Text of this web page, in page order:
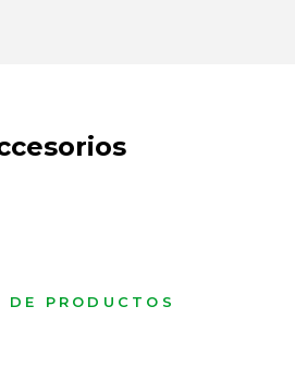
DE PRODUCTOS